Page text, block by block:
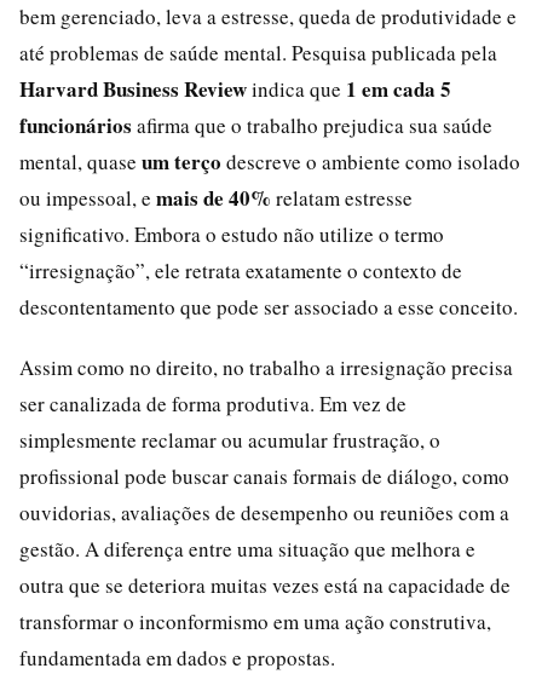
bem gerenciado, leva a estresse, queda de produtividade e
até problemas de saúde mental. Pesquisa publicada pela
Harvard Business Reviewindica que 1 em cada 5
funcionários afirma que o trabalho prejudica sua saúde
mental, quase um terço descreve o ambiente como isolado
ou impessoal, e mais de 40% relatam estresse
significativo. Embora o estudo não utilize o termo
“irresignação”, ele retrata exatamente o contexto de
descontentamento que pode ser associado a esse conceito.
Assim como no direito, no trabalho a irresignação precisa
ser canalizada de forma produtiva. Em vez de
simplesmente reclamar ou acumular frustração, o
profissional pode buscar canais formais de diálogo, como
ouvidorias, avaliações de desempenho ou reuniões com a
gestão. A diferença entre uma situação que melhora e
outra que se deteriora muitas vezes está na capacidade de
transformar o inconformismo em uma ação construtiva,
fundamentada em dados e propostas.